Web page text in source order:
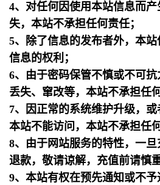
4、对任何因使用本站信息而
失，本站不承担任何责任；
5、除了信息的发布者外，本
信息的权利；
6、由于密码保管不慎或不可
丢失、窜改等，本站不承担任
7、因正常的系统维护升级，
本站不能访问，本站不承担任
8、由于网站服务的特性，一
退款，敬请谅解，充值前请慎
9、本站有权在预先通知或不